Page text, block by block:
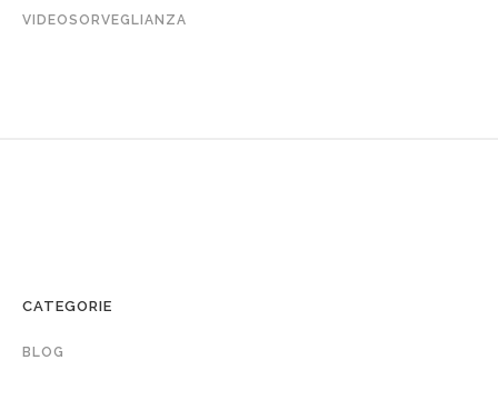
VIDEOSORVEGLIANZA
CATEGORIE
BLOG